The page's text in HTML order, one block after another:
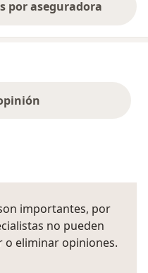
por aseguradora
importantes, por
no pueden
o eliminar opiniones.